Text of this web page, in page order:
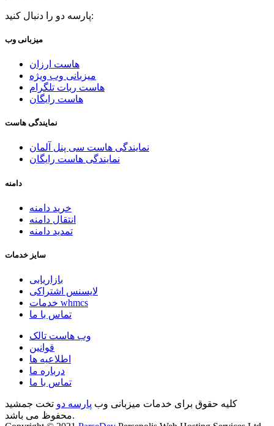
پارسه دو را دنبال کنید:
میزبانی وب
هاست ارزان
میزبانی وب ویژه
هاست ربات تلگرام
هاست رایگان
نمایندگی هاست
نمایندگی هاست سی پنل آلمان
نمایندگی هاست رایگان
دامنه
خرید دامنه
انتقال دامنه
تمدید دامنه
سایز خدمات
بازاریابی
لایسنس اشتراکی
خدمات whmcs
تماس با ما
وب هاست تالک
قوانین
اطلاعیه ها
درباره ما
تماس با ما
کلیه حقوق برای خدمات میزبانی وب پارسه دو تخت جمشید
محفوظ می باشد.